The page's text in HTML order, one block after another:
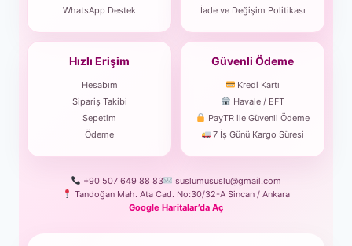
WhatsApp Destek
İade ve Değişim Politikası
Hızlı Erişim
Hesabım
Sipariş Takibi
Sepetim
Ödeme
Güvenli Ödeme
Kredi Kartı
Havale / EFT
PayTR ile Güvenli Ödeme
7 İş Günü Kargo Süresi
+90 507 649 88 83
suslumususlu@gmail.com
Tandoğan Mah. Ata Cad. No:30/32-A Sincan / Ankara
Google Haritalar’da Aç